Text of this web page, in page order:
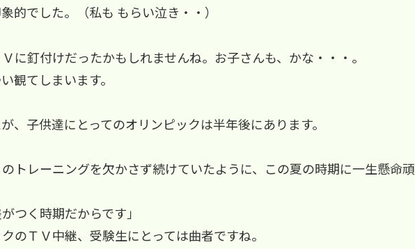
的でした。（私も もらい泣き・・）
に釘付けだったかもしれませんね。お子さんも、かな・・・。
観てしまいます。
、子供達にとってのオリンピックは半年後にあります。
トレーニングを欠かさず続けていたように、この夏の時期に一生懸命頑
つく時期だからです」
のＴＶ中継、受験生にとっては曲者ですね。